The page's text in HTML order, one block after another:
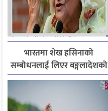
भारतमा शेख हसिनाको
सम्बोधनलाई लिएर बङ्गलादेशको
आपत्ति